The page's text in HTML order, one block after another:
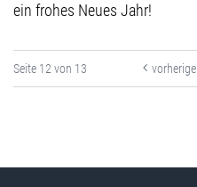
ein frohes Neues Jahr!
Seite 12 von 13 vorherige